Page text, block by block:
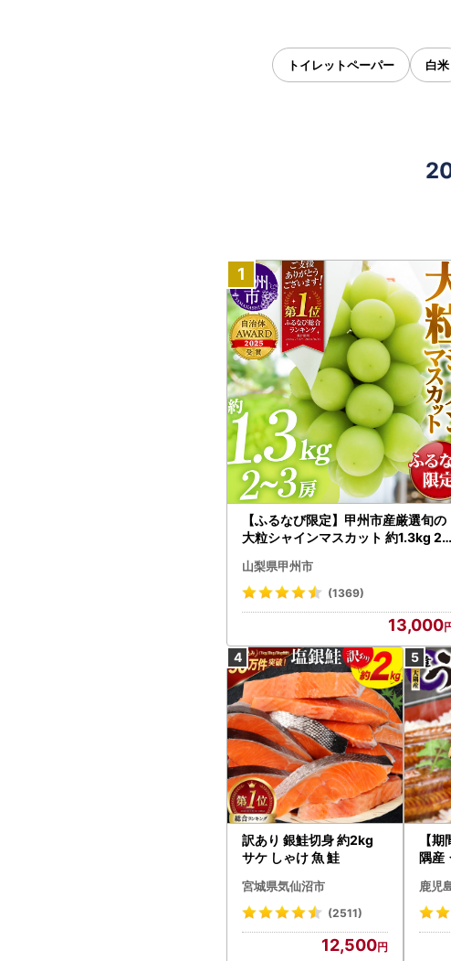
トイレットペーパー 白米
【ふるなび限定】甲州市産厳選旬の
大粒シャインマスカット 約1.3kg 2
472 FN-Limited-VO シャインマス
カット フルーツ
山梨県甲州市
(1369)
13,000
訳あり 銀鮭切身 約2kg
サケ しゃけ 魚 鮭
宮城県気仙沼市
(2511)
12,500
【
隅産
cp18
菜
鹿児